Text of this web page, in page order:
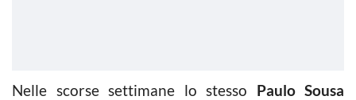
Nelle scorse settimane lo stesso Paulo Sousa